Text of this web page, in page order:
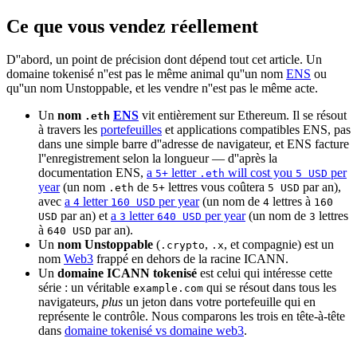
Ce que vous vendez réellement
D''abord, un point de précision dont dépend tout cet article. Un
domaine tokenisé n''est pas le même animal qu''un nom ENS ou
qu''un nom Unstoppable, et les vendre n''est pas le même acte.
Un nom .eth ENS vit entièrement sur Ethereum. Il se résout
à travers les portefeuilles et applications compatibles ENS, pas
dans une simple barre d''adresse de navigateur, et ENS facture
l''enregistrement selon la longueur — d''après la
documentation ENS, a 5+ letter .eth will cost you 5 USD per
year(un nom .eth de 5+ lettres vous coûtera 5 USD par an),
avec a 4 letter 160 USD per year(un nom de 4 lettres à 160
USD par an) eta 3 letter 640 USD per year(un nom de 3 lettres
à 640 USD par an).
Un nom Unstoppable ( .crypto, .x, et compagnie) est un
nom Web3 frappé en dehors de la racine ICANN.
Un domaine ICANN tokenisé est celui qui intéresse cette
série : un véritable example.com qui se résout dans tous les
navigateurs, plus un jeton dans votre portefeuille qui en
représente le contrôle. Nous comparons les trois en tête-à-tête
dans domaine tokenisé vs domaine web3.